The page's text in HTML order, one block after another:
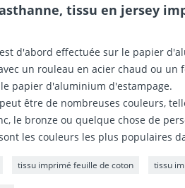
tissu en jersey
d'abord effectuée sur le papier
un rouleau en acier chaud ou un
papier d'aluminium d'estampage.
être de nombreuses couleurs,
le bronze ou quelque chose de
les couleurs les plus populaires
tissu imprimé feuille de coton tissu